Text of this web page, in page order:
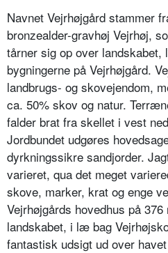
Navnet Vejrhøjgård stammer
bronzealder-gravhøj Vejrhøj,
tårner sig op over landskabet,
bygningerne på Vejrhøjgård.
landbrugs- og skovejendom,
ca. 50% skov og natur.
falder brat fra skellet i vest
Jordbundet udgøres
dyrkningssikre sandjorder.
varieret, qua det meget
skove, marker, krat og enge
Vejrhøjgårds hovedhus på
landskabet, i læ bag
fantastisk udsigt ud over